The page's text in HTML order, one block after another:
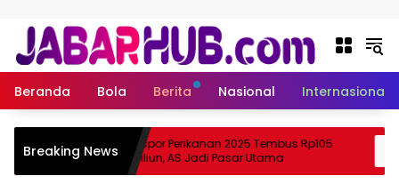
Beranda Bola Berita Nasional Internasional
Breaking News
Suzuki?
Ekspor Perikanan 2025 Tembus Rp105
Triliun, AS Jadi Pasar Utama